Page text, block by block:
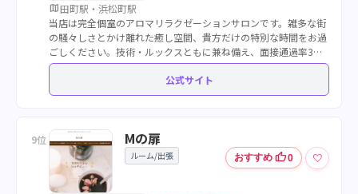
map田町駅・浜松町駅
当店は完全個室のアロマリラクゼーションサロンです。雑多な街
の騒々しさとかけ離れた癒し空間、貴方だけの特別な時間をお過
ごしください。技術・ルックスともに兼ね備え、面接通過率3%
のセラピストのみ在籍。
公式サイト
9位 Mの扉
ルーム/出張 おすすめ thumb_up0 ♡